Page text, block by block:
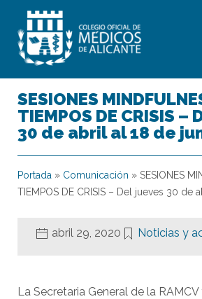
SESIONES
TIEMPOS DE CRISIS
30 de abril al 18 de
Portada » Comunicación » SESIONES
TIEMPOS DE CRISIS – Del jueves 30 de
abril 29, 2020 Noticias y
La Secretaria General de la